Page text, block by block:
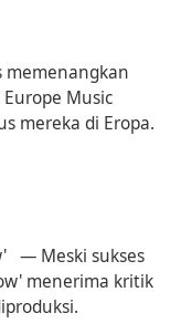
memenangkan
Music
mereka di Eropa.
— Meski sukses
menerima kritik